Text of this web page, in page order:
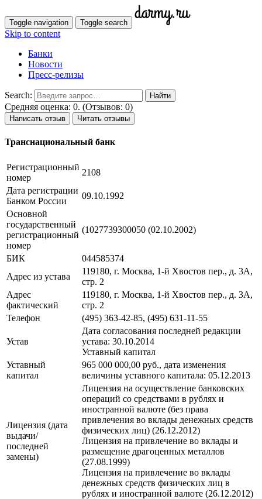
Toggle navigation Toggle search
Skip to content
Банки
Новости
Пресс-релизы
Search:
Средняя оценка: 0. (Отзывов: 0)
Написать отзыв Читать отзывы
Транснациональный банк
Регистрационный
номер
2108
Дата регистрации
Банком России
09.10.1992
Основной
государственный
регистрационный
номер
(1027739300050 (02.10.2002)
БИК
044585374
Адрес из устава
119180, г. Москва, 1-й Хвостов пер., д. 3А,
стр. 2
Адрес
фактический
119180, г. Москва, 1-й Хвостов пер., д. 3А,
стр. 2
Телефон
(495) 363-42-85, (495) 631-11-55
Устав
Дата согласования последней редакции
устава: 30.10.2014
Уставный капитал
Уставный
капитал
965 000 000,00 руб., дата изменения
величины уставного капитала: 05.12.2013
Лицензия (дата
выдачи/
последней
замены)
Лицензия на осуществление банковских
операций со средствами в рублях и
иностранной валюте (без права
привлечения во вклады денежных средств
физических лиц) (26.12.2012)
Лицензия на привлечение во вклады и
размещение драгоценных металлов
(27.08.1999)
Лицензия на привлечение во вклады
денежных средств физических лиц в
рублях и иностранной валюте (26.12.2012)